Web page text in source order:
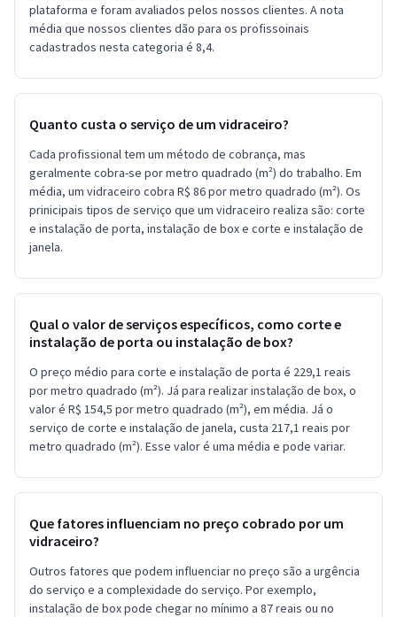
plataforma e foram avaliados pelos nossos clientes. A nota
média que nossos clientes dão para os profissoinais
cadastrados nesta categoria é 8,4.
Quanto custa o serviço de um vidraceiro?
Cada profissional tem um método de cobrança, mas
geralmente cobra-se por metro quadrado (m²) do trabalho. Em
média, um vidraceiro cobra R$ 86 por metro quadrado (m²). Os
prinicipais tipos de serviço que um vidraceiro realiza são: corte
e instalação de porta, instalação de box e corte e instalação de
janela.
Qual o valor de serviços específicos, como corte e
instalação de porta ou instalação de box?
O preço médio para corte e instalação de porta é 229,1 reais
por metro quadrado (m²). Já para realizar instalação de box, o
valor é R$ 154,5 por metro quadrado (m²), em média. Já o
serviço de corte e instalação de janela, custa 217,1 reais por
metro quadrado (m²). Esse valor é uma média e pode variar.
Que fatores influenciam no preço cobrado por um
vidraceiro?
Outros fatores que podem influenciar no preço são a urgência
do serviço e a complexidade do serviço. Por exemplo,
instalação de box pode chegar no mínimo a 87 reais ou no